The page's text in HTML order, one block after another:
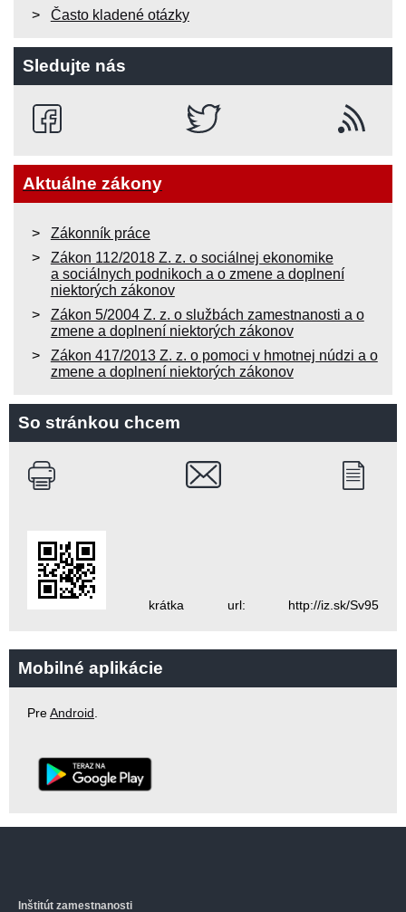
Často kladené otázky
Sledujte nás
Aktuálne zákony
Zákonník práce
Zákon 112/2018 Z. z. o sociálnej ekonomike
a sociálnych podnikoch a o zmene a doplnení
niektorých zákonov
Zákon 5/2004 Z. z. o službách zamestnanosti a o
zmene a doplnení niektorých zákonov
Zákon 417/2013 Z. z. o pomoci v hmotnej núdzi a o
zmene a doplnení niektorých zákonov
So stránkou chcem
krátka url: http://iz.sk/Sv95
Mobilné aplikácie
PreAndroid.
Inštitút zamestnanosti